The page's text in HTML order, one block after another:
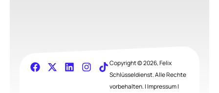
Copyright © 2026, Felix
Schlüsseldienst. Alle Rechte
vorbehalten. | Impressum|